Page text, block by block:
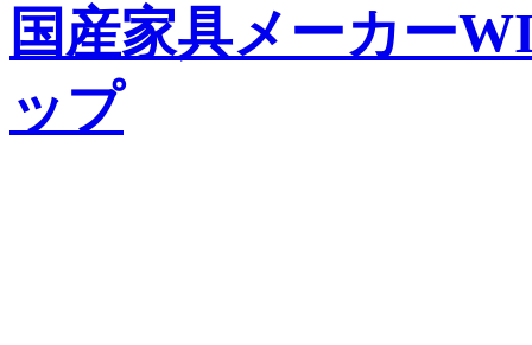
国産家具メーカー
ップ